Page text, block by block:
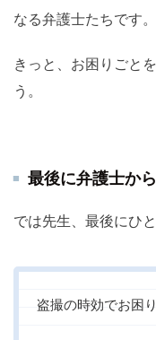
なる弁護士たちです。
きっと、お困りごと
う。
最後に弁護士か
では先生、最後にひ
盗撮の時効でお困